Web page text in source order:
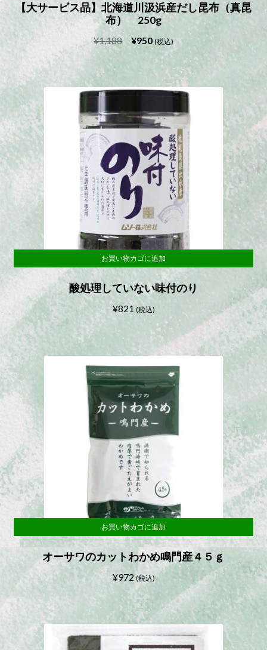
【大サービス品】北海道川汲浜産だし昆布（真昆
布） 250g
¥1,188
元
¥1,188
で
し
た。
¥950現
は
¥950
で
す。
(税込)
酸処理していない味付のり
¥821 (税込)
お買い物カゴに追加
オーサワのカットわかめ鳴門産４５ｇ
¥972 (税込)
お買い物カゴに追加